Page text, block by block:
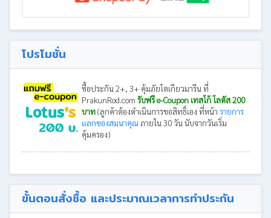
โปรโมชั่น
ซื้อประกัน 2+, 3+ คุ้มภัยโตเกียวมารีน ที่
PrakunRod.com รับฟรี e-Coupon เทสโก้ โลตัส 200
บาท(ลูกค้าต้องดำเนินการขอสิทธิ์เอง ที่หน้า รายการ
แลกของสมนาคุณ ภายใน 30 วัน นับจากวันเริ่ม
คุ้มครอง)
ขั้นตอนสั่งซื้อ และประมาณเวลาการทำประกัน